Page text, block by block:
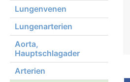
Lungenvenen
Lungenarterien
Aorta,
Hauptschlagader
Arterien